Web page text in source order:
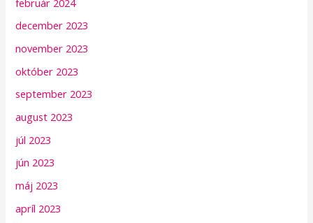
december 2023
november 2023
október 2023
september 2023
august 2023
júl 2023
jún 2023
máj 2023
apríl 2023